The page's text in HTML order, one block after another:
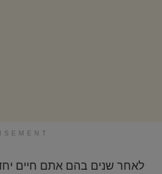
לאחר שנים בהם אתם חיים